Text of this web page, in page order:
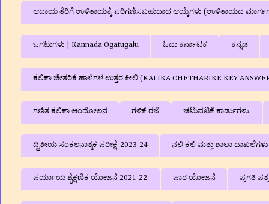
ಆದಾಯ ತೆರಿಗೆ ಉಳಿತಾಯಕ್ಕೆ ಪರಿಗಣಿಸಬಹುದಾದ ಆಯ್ಕೆಗಳು (ಉಳಿತಾಯದ
ಒಗಟುಗಳು | Kannada Ogatugalu ಓದು ಕರ್ನಾಟಕ ಕನ್ನಡ
ಕಲಿಕಾ ಚೇತರಿಕೆ ಹಾಳೆಗಳ ಉತ್ತರ ಕೀಲಿ (KALIKA CHETHARIKE KEY
ಗಣಿತ ಕಲಿಕಾ ಆಂದೋಲನ ಗಳಿಕೆ ರಜೆ ಚಟುವಟಿಕೆ ಕಾರ್ಡುಗಳು.
ದ್ವಿತೀಯ ಸಂಕಲನಾತ್ಮಕ ಪರೀಕ್ಷೆ-2023-24 ನಲಿ ಕಲಿ ಮತ್ತು ಶಾಲಾ ದಾಖಲೆಗಳು
ಪರ್ಯಾಯ ಶೈಕ್ಷಣಿಕ ಯೋಜನೆ 2021-22. ಪಾಠ ಯೋಜನೆ ಪ್ರಗತಿ